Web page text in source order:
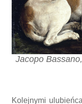
Jacopo
Kolejnymi